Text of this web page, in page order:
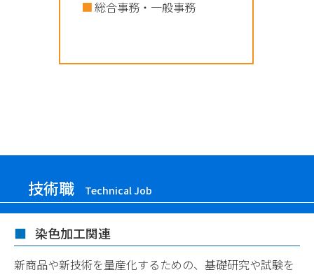
総合事務・一般事務
技術職 Technical Job
染色加工関連
新商品や新技術を量産化するための、基礎研究や試験を